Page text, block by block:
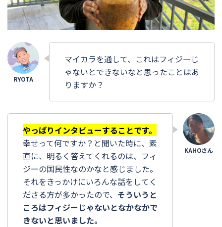
マイカラを通して、これはフィジーじ
ゃないとできないなと思ったことはあ
りますか？
やっぱりインタビューすることです。
幸せって何ですか？と聞いた時に、素
直に、明るく答えてくれるのは、フィ
ジーの国民性なのかなと感じました。
それをきっかけにいろんな話をしてく
ださる方が多かったので、 そういうと
ころはフィジーじゃないとなかなかで
きないと思いました。